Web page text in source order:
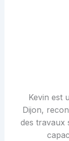
Kevin est
Dijon,
des travaux